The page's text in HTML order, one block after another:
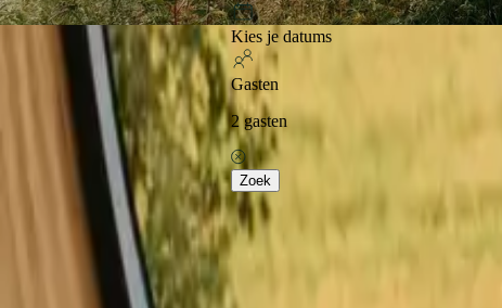
Kies je datums
Gasten
2 gasten
Zoek
★ ★★ ★★ +125.000 volgers
Yurts in Frankrijk
Ontdek populaire yurt